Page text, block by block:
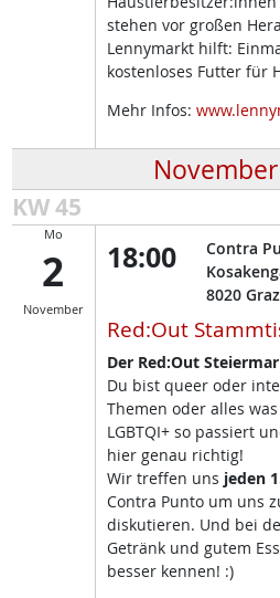
stehen vor großen
Lennymarkt hilft:
kostenloses Futter für
Mehr Infos:
KW 45
Mo
2
November
18:00
Contra
8020 Graz
Red:Out
Der Red:Out
Du bist queer oder
Themen oder alles
LGBTQI+ so passiert
hier genau richtig!
Wir treffen uns jeden
Contra Punto um uns
diskutieren. Und bei
Getränk und gutem
besser kennen! :)